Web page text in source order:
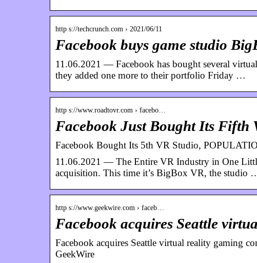
http s://techcrunch.com › 2021/06/11
Facebook buys game studio
11.06.2021 — Facebook has bought several
they added one more to their portfolio Friday …
http s://www.roadtovr.com › facebo…
Facebook Just Bought Its Fifth
Facebook Bought Its 5th VR Studio,
11.06.2021 — The Entire VR Industry in One
acquisition. This time it’s BigBox VR, the studio
http s://www.geekwire.com › faceb…
Facebook acquires Seattle
Facebook acquires Seattle virtual reality gaming
GeekWire